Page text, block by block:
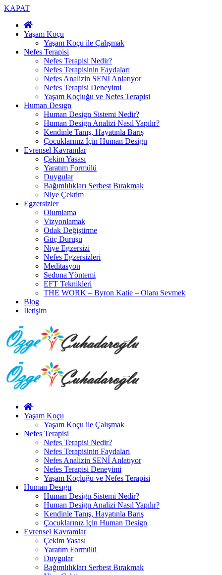
KAPAT
Yaşam Koçu
Yaşam Koçu ile Çalışmak
Nefes Terapisi
Nefes Terapisi Nedir?
Nefes Terapisinin Faydaları
Nefes Analizin SENİ Anlatıyor
Nefes Terapisi Deneyimi
Yaşam Koçluğu ve Nefes Terapisi
Human Desıgn
Human Design Sistemi Nedir?
Human Design Analizi Nasıl Yapılır?
Kendinle Tanış, Hayatınla Barış
Çocuklarınız İçin Human Design
Evrensel Kavramlar
Çekim Yasası
Yaratım Formülü
Duygular
Bağımlılıkları Serbest Bırakmak
Niye Çektim
Egzersizler
Olumlama
Vizyonlamak
Odak Değiştirme
Güç Duruşu
Niye Egzersizi
Nefes Egzersizleri
Meditasyon
Sedona Yöntemi
EFT Teknikleri
THE WORK – Byron Katie – Olanı Sevmek
Blog
İletişim
Yaşam Koçu
Yaşam Koçu ile Çalışmak
Nefes Terapisi
Nefes Terapisi Nedir?
Nefes Terapisinin Faydaları
Nefes Analizin SENİ Anlatıyor
Nefes Terapisi Deneyimi
Yaşam Koçluğu ve Nefes Terapisi
Human Desıgn
Human Design Sistemi Nedir?
Human Design Analizi Nasıl Yapılır?
Kendinle Tanış, Hayatınla Barış
Çocuklarınız İçin Human Design
Evrensel Kavramlar
Çekim Yasası
Yaratım Formülü
Duygular
Bağımlılıkları Serbest Bırakmak